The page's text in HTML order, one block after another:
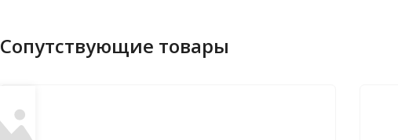
Сопутствующие товары